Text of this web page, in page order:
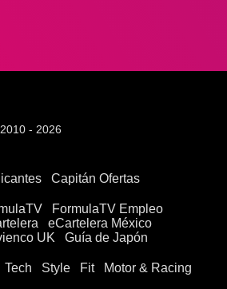
- 2026
Capitán Ofertas
FormulaTV Empleo
eCartelera México
UK
Guía de Japón
Tech Style Fit
Motor & Racing